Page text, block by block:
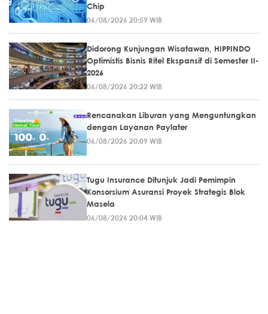
Chip
06/08/2026 20:59 WIB
Didorong Kunjungan Wisatawan, HIPPINDO
Optimistis Bisnis Ritel Ekspansif di Semester II-
2026
06/08/2026 20:22 WIB
Rencanakan Liburan yang Menguntungkan
dengan Layanan Paylater
06/08/2026 20:09 WIB
Tugu Insurance Ditunjuk Jadi Pemimpin
Konsorsium Asuransi Proyek Strategis Blok
Masela
06/08/2026 20:04 WIB